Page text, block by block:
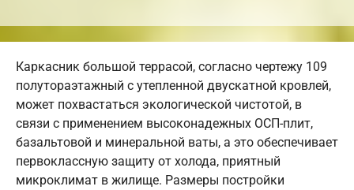
Каркасник большой террасой, согласно чертежу 109
полутораэтажный с утепленной двускатной кровлей,
может похвастаться экологической чистотой, в
связи с применением высоконадежных ОСП-плит,
базальтовой и минеральной ваты, а это обеспечивает
первоклассную защиту от холода, приятный
микроклимат в жилище. Размеры постройки